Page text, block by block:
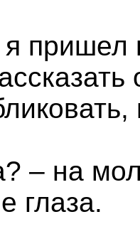
пришел
– на
глаза.